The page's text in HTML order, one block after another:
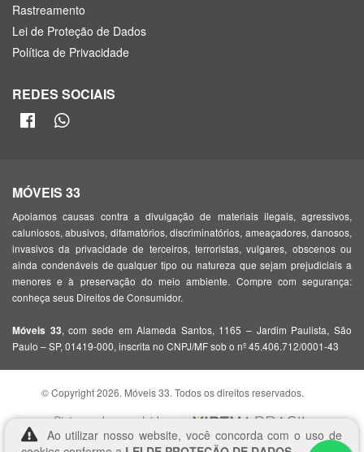
Rastreamento
Lei de Proteção de Dados
Política de Privacidade
REDES SOCIAIS
MÓVEIS 33
Apoiamos causas contra a divulgação de materiais ilegais, agressivos,
caluniosos, abusivos, difamatórios, discriminatórios, ameaçadores, danosos,
invasivos da privacidade de terceiros, terroristas, vulgares, obscenos ou
ainda condenáveis de qualquer tipo ou natureza que sejam prejudiciais a
menores e à preservação do meio ambiente. Compre com segurança:
conheça seus Direitos de Consumidor.
Móveis 33, com sede em Alameda Santos, 1165 – Jardim Paulista, São
Paulo – SP, 01419-000, inscrita no CNPJ/MF sob o nº 45.406.712/0001-43
© Copyright 2026. Móveis 33. Todos os direitos reservados.
Sistema desenvolvido por:
Ao utilizar nosso website, você concorda com o uso de